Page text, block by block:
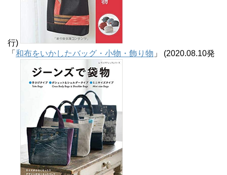
行)
「 和布をいかしたバッグ・小物・飾り物 」 (2020.08.10発